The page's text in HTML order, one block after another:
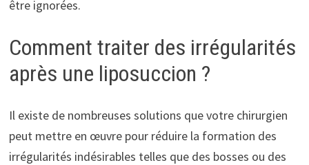
être ignorées.
Comment traiter des irrégularités
après une liposuccion ?
Il existe de nombreuses solutions que votre chirurgien
peut mettre en œuvre pour réduire la formation des
irrégularités indésirables telles que des bosses ou des